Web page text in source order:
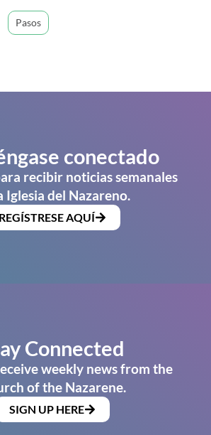
Pasos
conectado
recibir noticias semanales
Iglesia del Nazareno.
REGÍSTRESE AQUÍ
Connected
weekly news from the
of the Nazarene.
SIGN UP HERE